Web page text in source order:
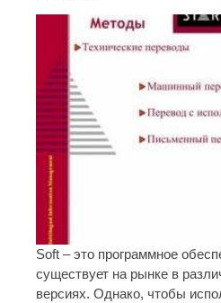
Soft – это программное
существует на рынке в
версиях. Однако, чтобы